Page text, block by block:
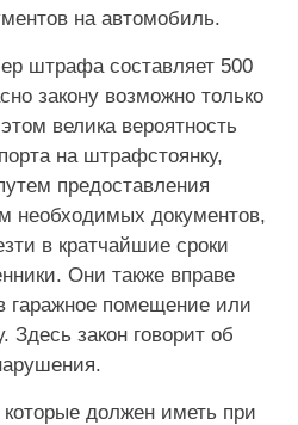
на автомобиль.
штрафа составляет 500
закону возможно только
велика вероятность
на штрафстоянку,
предоставления
необходимых документов,
в кратчайшие сроки
Они также вправе
гаражное помещение или
Здесь закон говорит об
должен иметь при